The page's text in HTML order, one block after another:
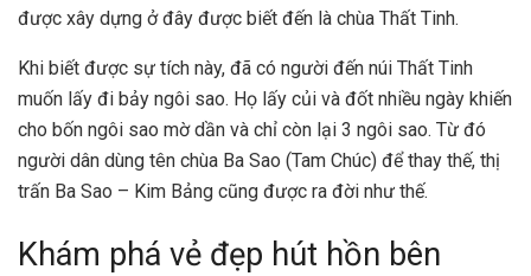
được xây dựng ở đây được biết đến là chùa Thất Tinh.
Khi biết được sự tích này, đã có người đến núi Thất Tinh
muốn lấy đi bảy ngôi sao. Họ lấy củi và đốt nhiều ngày khiến
cho bốn ngôi sao mờ dần và chỉ còn lại 3 ngôi sao. Từ đó
người dân dùng tên chùa Ba Sao (Tam Chúc) để thay thế, thị
trấn Ba Sao – Kim Bảng cũng được ra đời như thế.
Khám phá vẻ đẹp hút hồn bên